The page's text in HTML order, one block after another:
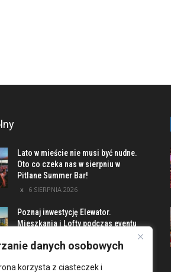
danych osobowych
korzysta z ciasteczek i
Lato w mieście nie musi być nudne.
Oto co czeka nas w sierpniu w
Pitlane Summer Bar!
6 SIERPNIA 2026
Poznaj inwestycję Elewator.
Mieszkania i Lofty podczas eventu
5 SIERPNIA 2026